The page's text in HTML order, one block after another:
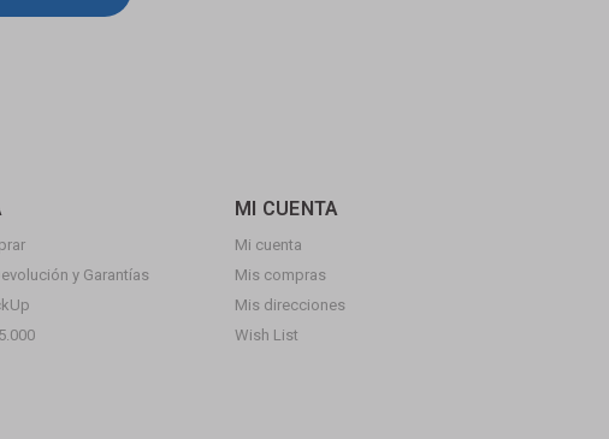
y Garantías
MI CUENTA
Mi cuenta
Mis compras
Mis direcciones
Wish List